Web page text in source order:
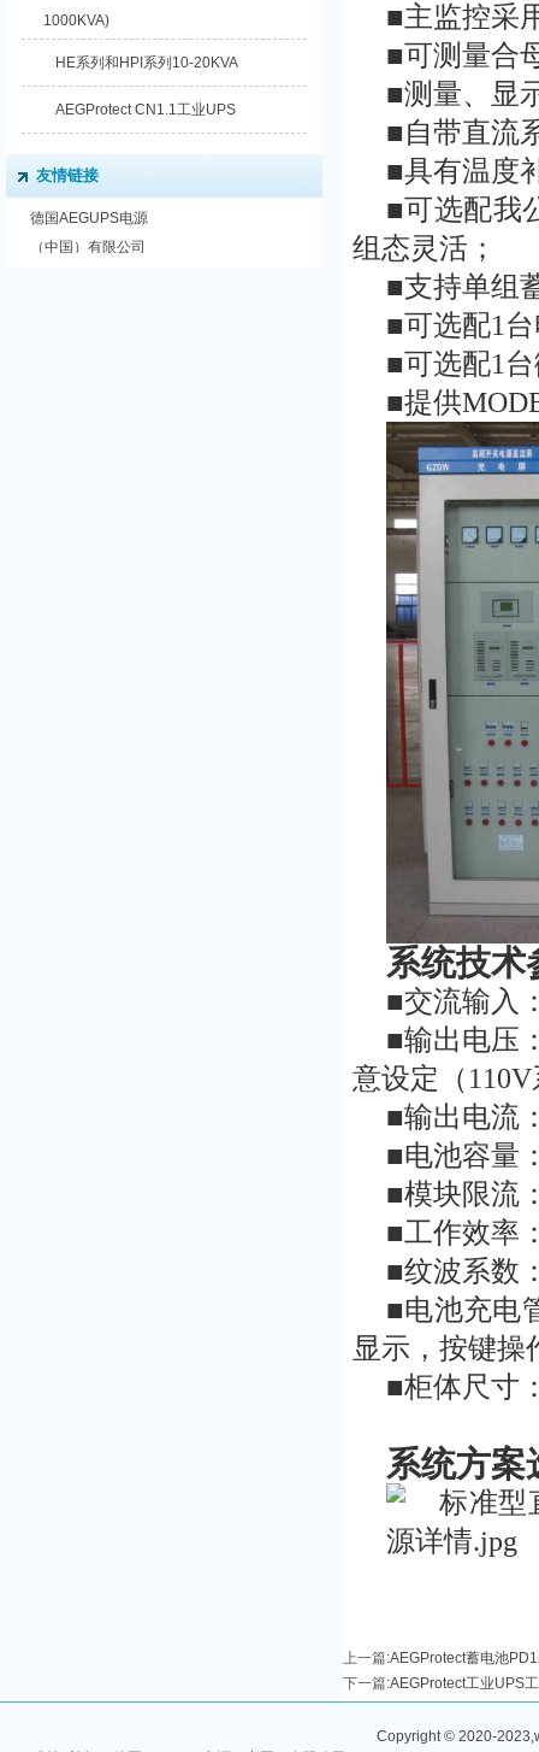
■主监控采
■可测量合
■测量、显
■自带直流
■具有温度
■可选配我
组态灵活；
■支持单组
■可选配1
■可选配1
■提供
系统技术
■交流输入
■输出电压
意设定（
■输出电流
■电池容量
■模块限流
■工作效率
■纹波系数
■电池充电
显示，按键操
■柜体尺寸
系统方案
上一篇:AEGProtect蓄电池
下一篇:AEGProtect工业UPS
1000KVA)
HE系列和HPI系列10-20KVA
AEGProtect CN1.1工业UPS
友情链接
德国AEGUPS电源
（中国）有限公司
Copyright © 2020-